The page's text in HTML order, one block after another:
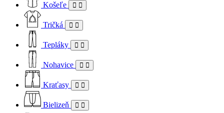
Košeľe
Tričká
Tepláky
Nohavice
Kraťasy
Bielizeň